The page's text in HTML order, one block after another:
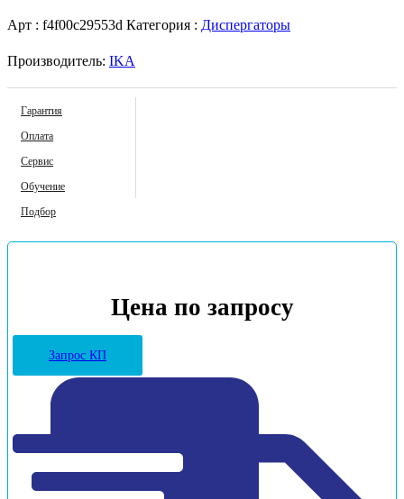
Арт : f4f00c29553d Категория : Диспергаторы
Производитель: IKA
Гарантия
Оплата
Сервис
Обучение
Подбор
Цена по запросу
Запрос КП